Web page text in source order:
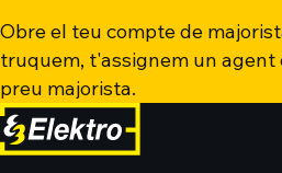
Obre el teu compte de
truquem, t'assignem un agent
preu majorista.